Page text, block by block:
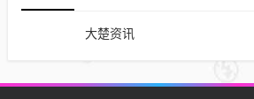
大楚资讯